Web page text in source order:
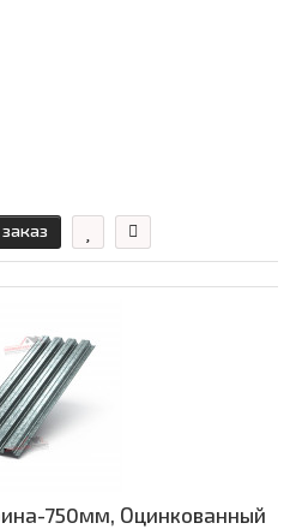
750мм, Оцинкованный